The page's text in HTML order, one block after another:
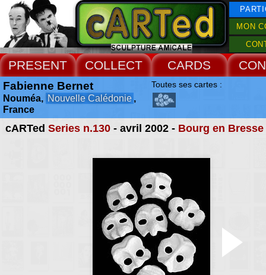
MON
PRESENT COLLECT CARDS
cARTed Series n.130- avril 2002 - Bourg en Bresse
Fabienne Bernet
Nouméa, Nouvelle Calédonie ,
France
Toutes ses cartes :